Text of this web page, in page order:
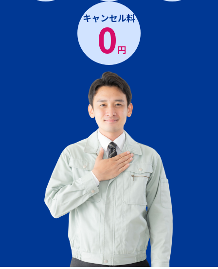
キャンセル料
0円